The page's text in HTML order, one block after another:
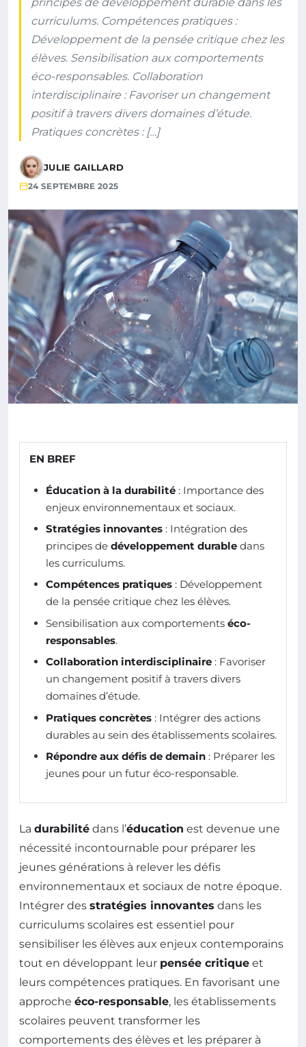
curriculums. Compétences pratiques :
Développement de la pensée critique chez les
élèves. Sensibilisation aux comportements
éco-responsables. Collaboration
interdisciplinaire : Favoriser un changement
positif à travers divers domaines d’étude.
Pratiques concrètes : […]
JULIE GAILLARD
24 SEPTEMBRE 2025
EN BREF
Éducation à la durabilité : Importance des
enjeux environnementaux et sociaux.
Stratégies innovantes : Intégration des
principes de développement durable dans
les curriculums.
Compétences pratiques : Développement
de la pensée critique chez les élèves.
Sensibilisation aux comportements éco-
responsables.
Collaboration interdisciplinaire : Favoriser
un changement positif à travers divers
domaines d’étude.
Pratiques concrètes : Intégrer des actions
durables au sein des établissements scolaires.
Répondre aux défis de demain : Préparer les
jeunes pour un futur éco-responsable.
La durabilité dans l’éducation est devenue une
nécessité incontournable pour préparer les
jeunes générations à relever les défis
environnementaux et sociaux de notre époque.
Intégrer des stratégies innovantes dans les
curriculums scolaires est essentiel pour
sensibiliser les élèves aux enjeux contemporains
tout en développant leur pensée critique et
leurs compétences pratiques. En favorisant une
approche éco-responsable, les établissements
scolaires peuvent transformer les
comportements des élèves et les préparer à